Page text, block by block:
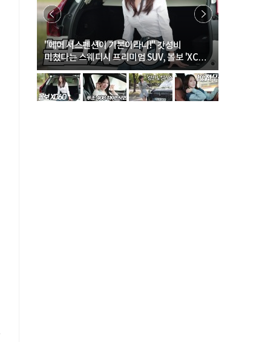
"에어 서스펜션이 기본이라니!" 갓성비
미쳤다는 스웨디시 프리미엄 SUV, 볼보 'XC60
B5 울트라'